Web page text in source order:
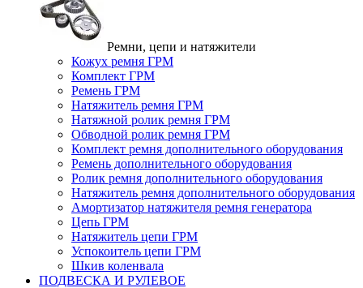
Ремни, цепи и натяжители
Кожух ремня ГРМ
Комплект ГРМ
Ремень ГРМ
Натяжитель ремня ГРМ
Натяжной ролик ремня ГРМ
Обводной ролик ремня ГРМ
Комплект ремня дополнительного оборудования
Ремень дополнительного оборудования
Ролик ремня дополнительного оборудования
Натяжитель ремня дополнительного оборудования
Амортизатор натяжителя ремня генератора
Цепь ГРМ
Натяжитель цепи ГРМ
Успокоитель цепи ГРМ
Шкив коленвала
ПОДВЕСКА И РУЛЕВОЕ